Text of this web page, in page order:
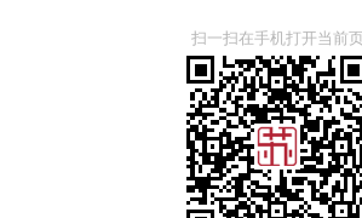
扫一扫在手机打开当前